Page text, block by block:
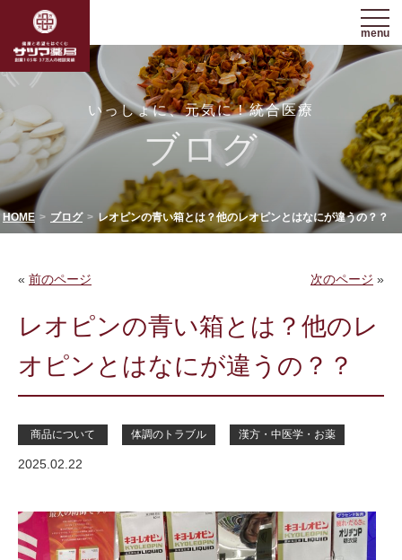
menu
いっしょに、元気に！統合医療
ブログ
HOME ブログ レオピンの青い箱とは？他のレオピンとはなにが違うの？？
« 前のページ 次のページ »
レオピンの青い箱とは？他のレ
オピンとはなにが違うの？？
商品について 体調のトラブル 漢方・中医学・お薬
2025.02.22